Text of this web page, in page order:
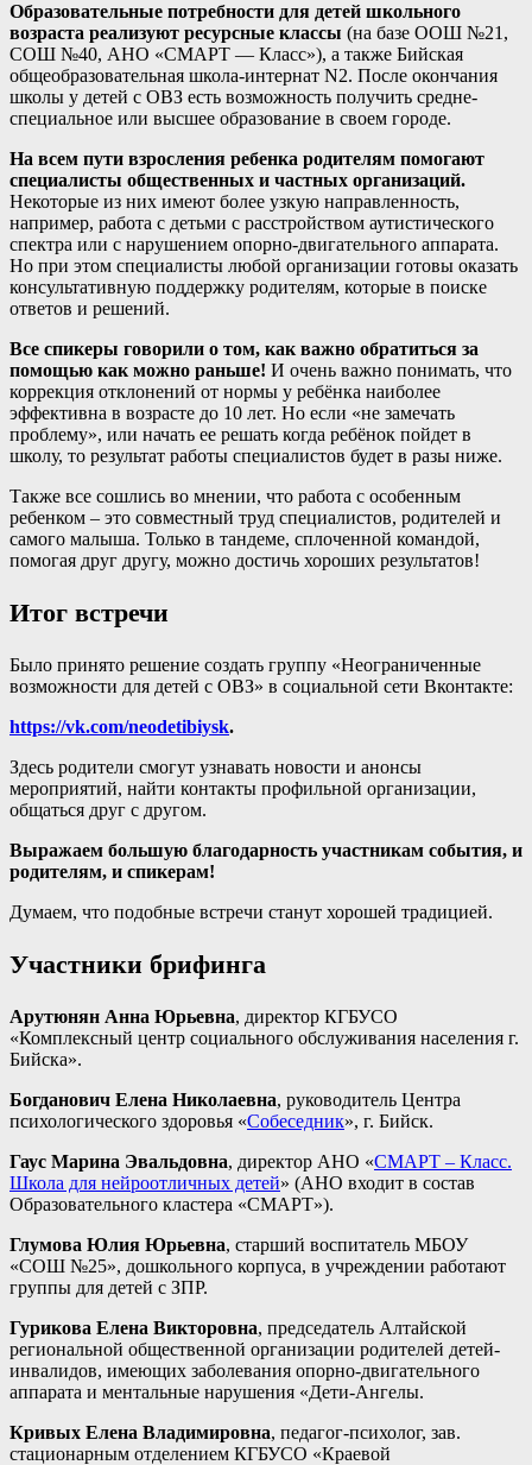
Образовательные потребности для детей школьного
возраста реализуют ресурсные классы (на базе ООШ №21,
СОШ №40, АНО «СМАРТ — Класс»), а также Бийская
общеобразовательная школа-интернат N2. После окончания
школы у детей с ОВЗ есть возможность получить средне-
специальное или высшее образование в своем городе.
На всем пути взросления ребенка родителям помогают
специалисты общественных и частных организаций.
Некоторые из них имеют более узкую направленность,
например, работа с детьми с расстройством аутистического
спектра или с нарушением опорно-двигательного аппарата.
Но при этом специалисты любой организации готовы оказать
консультативную поддержку родителям, которые в поиске
ответов и решений.
Все спикеры говорили о том, как важно обратиться за
помощью как можно раньше! И очень важно понимать, что
коррекция отклонений от нормы у ребёнка наиболее
эффективна в возрасте до 10 лет. Но если «не замечать
проблему», или начать ее решать когда ребёнок пойдет в
школу, то результат работы специалистов будет в разы ниже.
Также все сошлись во мнении, что работа с особенным
ребенком – это совместный труд специалистов, родителей и
самого малыша. Только в тандеме, сплоченной командой,
помогая друг другу, можно достичь хороших результатов!
Итог встречи
Было принято решение создать группу «Неограниченные
возможности для детей с ОВЗ» в социальной сети Вконтакте:
https://vk.com/neodetibiysk.
Здесь родители смогут узнавать новости и анонсы
мероприятий, найти контакты профильной организации,
общаться друг с другом.
Выражаем большую благодарность участникам события, и
родителям, и спикерам!
Думаем, что подобные встречи станут хорошей традицией.
Участники брифинга
Арутюнян Анна Юрьевна, директор КГБУСО
«Комплексный центр социального обслуживания населения г.
Бийска».
Богданович Елена Николаевна, руководитель Центра
психологического здоровья «Собеседник», г. Бийск.
Гаус Марина Эвальдовна, директор АНО «СМАРТ – Класс.
Школа для нейроотличных детей» (АНО входит в состав
Образовательного кластера «СМАРТ»).
Глумова Юлия Юрьевна, старший воспитатель МБОУ
«СОШ №25», дошкольного корпуса, в учреждении работают
группы для детей с ЗПР.
Гурикова Елена Викторовна, председатель Алтайской
региональной общественной организации родителей детей-
инвалидов, имеющих заболевания опорно-двигательного
аппарата и ментальные нарушения «Дети-Ангелы.
Кривых Елена Владимировна, педагог-психолог, зав.
стационарным отделением КГБУСО «Краевой